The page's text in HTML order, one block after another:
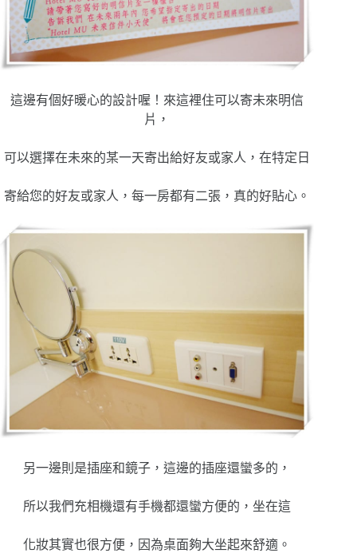
這邊有個好暖心的設計喔！來這裡住可以寄未來明信
片，
可以選擇在未來的某一天寄出給好友或家人，在特定日
寄給您的好友或家人，每一房都有二張，真的好貼心。
另一邊則是插座和鏡子，這邊的插座還蠻多的，
所以我們充相機還有手機都還蠻方便的，坐在這
化妝其實也很方便，因為桌面夠大坐起來舒適。